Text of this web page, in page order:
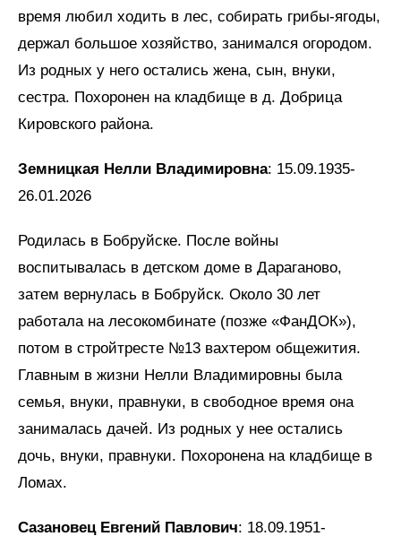
время любил ходить в лес, собирать грибы-ягоды,
держал большое хозяйство, занимался огородом.
Из родных у него остались жена, сын, внуки,
сестра. Похоронен на кладбище в д. Добрица
Кировского района.
Земницкая Нелли Владимировна: 15.09.1935-
26.01.2026
Родилась в Бобруйске. После войны
воспитывалась в детском доме в Дараганово,
затем вернулась в Бобруйск. Около 30 лет
работала на лесокомбинате (позже «ФанДОК»),
потом в стройтресте №13 вахтером общежития.
Главным в жизни Нелли Владимировны была
семья, внуки, правнуки, в свободное время она
занималась дачей. Из родных у нее остались
дочь, внуки, правнуки. Похоронена на кладбище в
Ломах.
Сазановец Евгений Павлович: 18.09.1951-